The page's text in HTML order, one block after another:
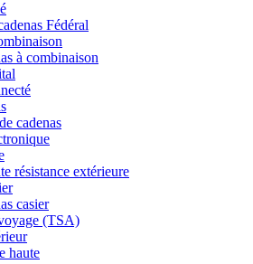
Fédéral
à combinaison
cadenas
résistance extérieure
casier
(TSA)
haute